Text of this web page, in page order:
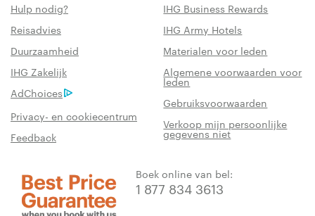
Hulp nodig?
IHG Business Rewards
Reisadvies
IHG Army Hotels
Duurzaamheid
Materialen voor leden
IHG Zakelijk
Algemene voorwaarden voor
leden
AdChoices
Gebruiksvoorwaarden
Privacy- en cookiecentrum
Verkoop mijn persoonlijke
gegevens niet
Feedback
Boek online van bel:
1 877 834 3613